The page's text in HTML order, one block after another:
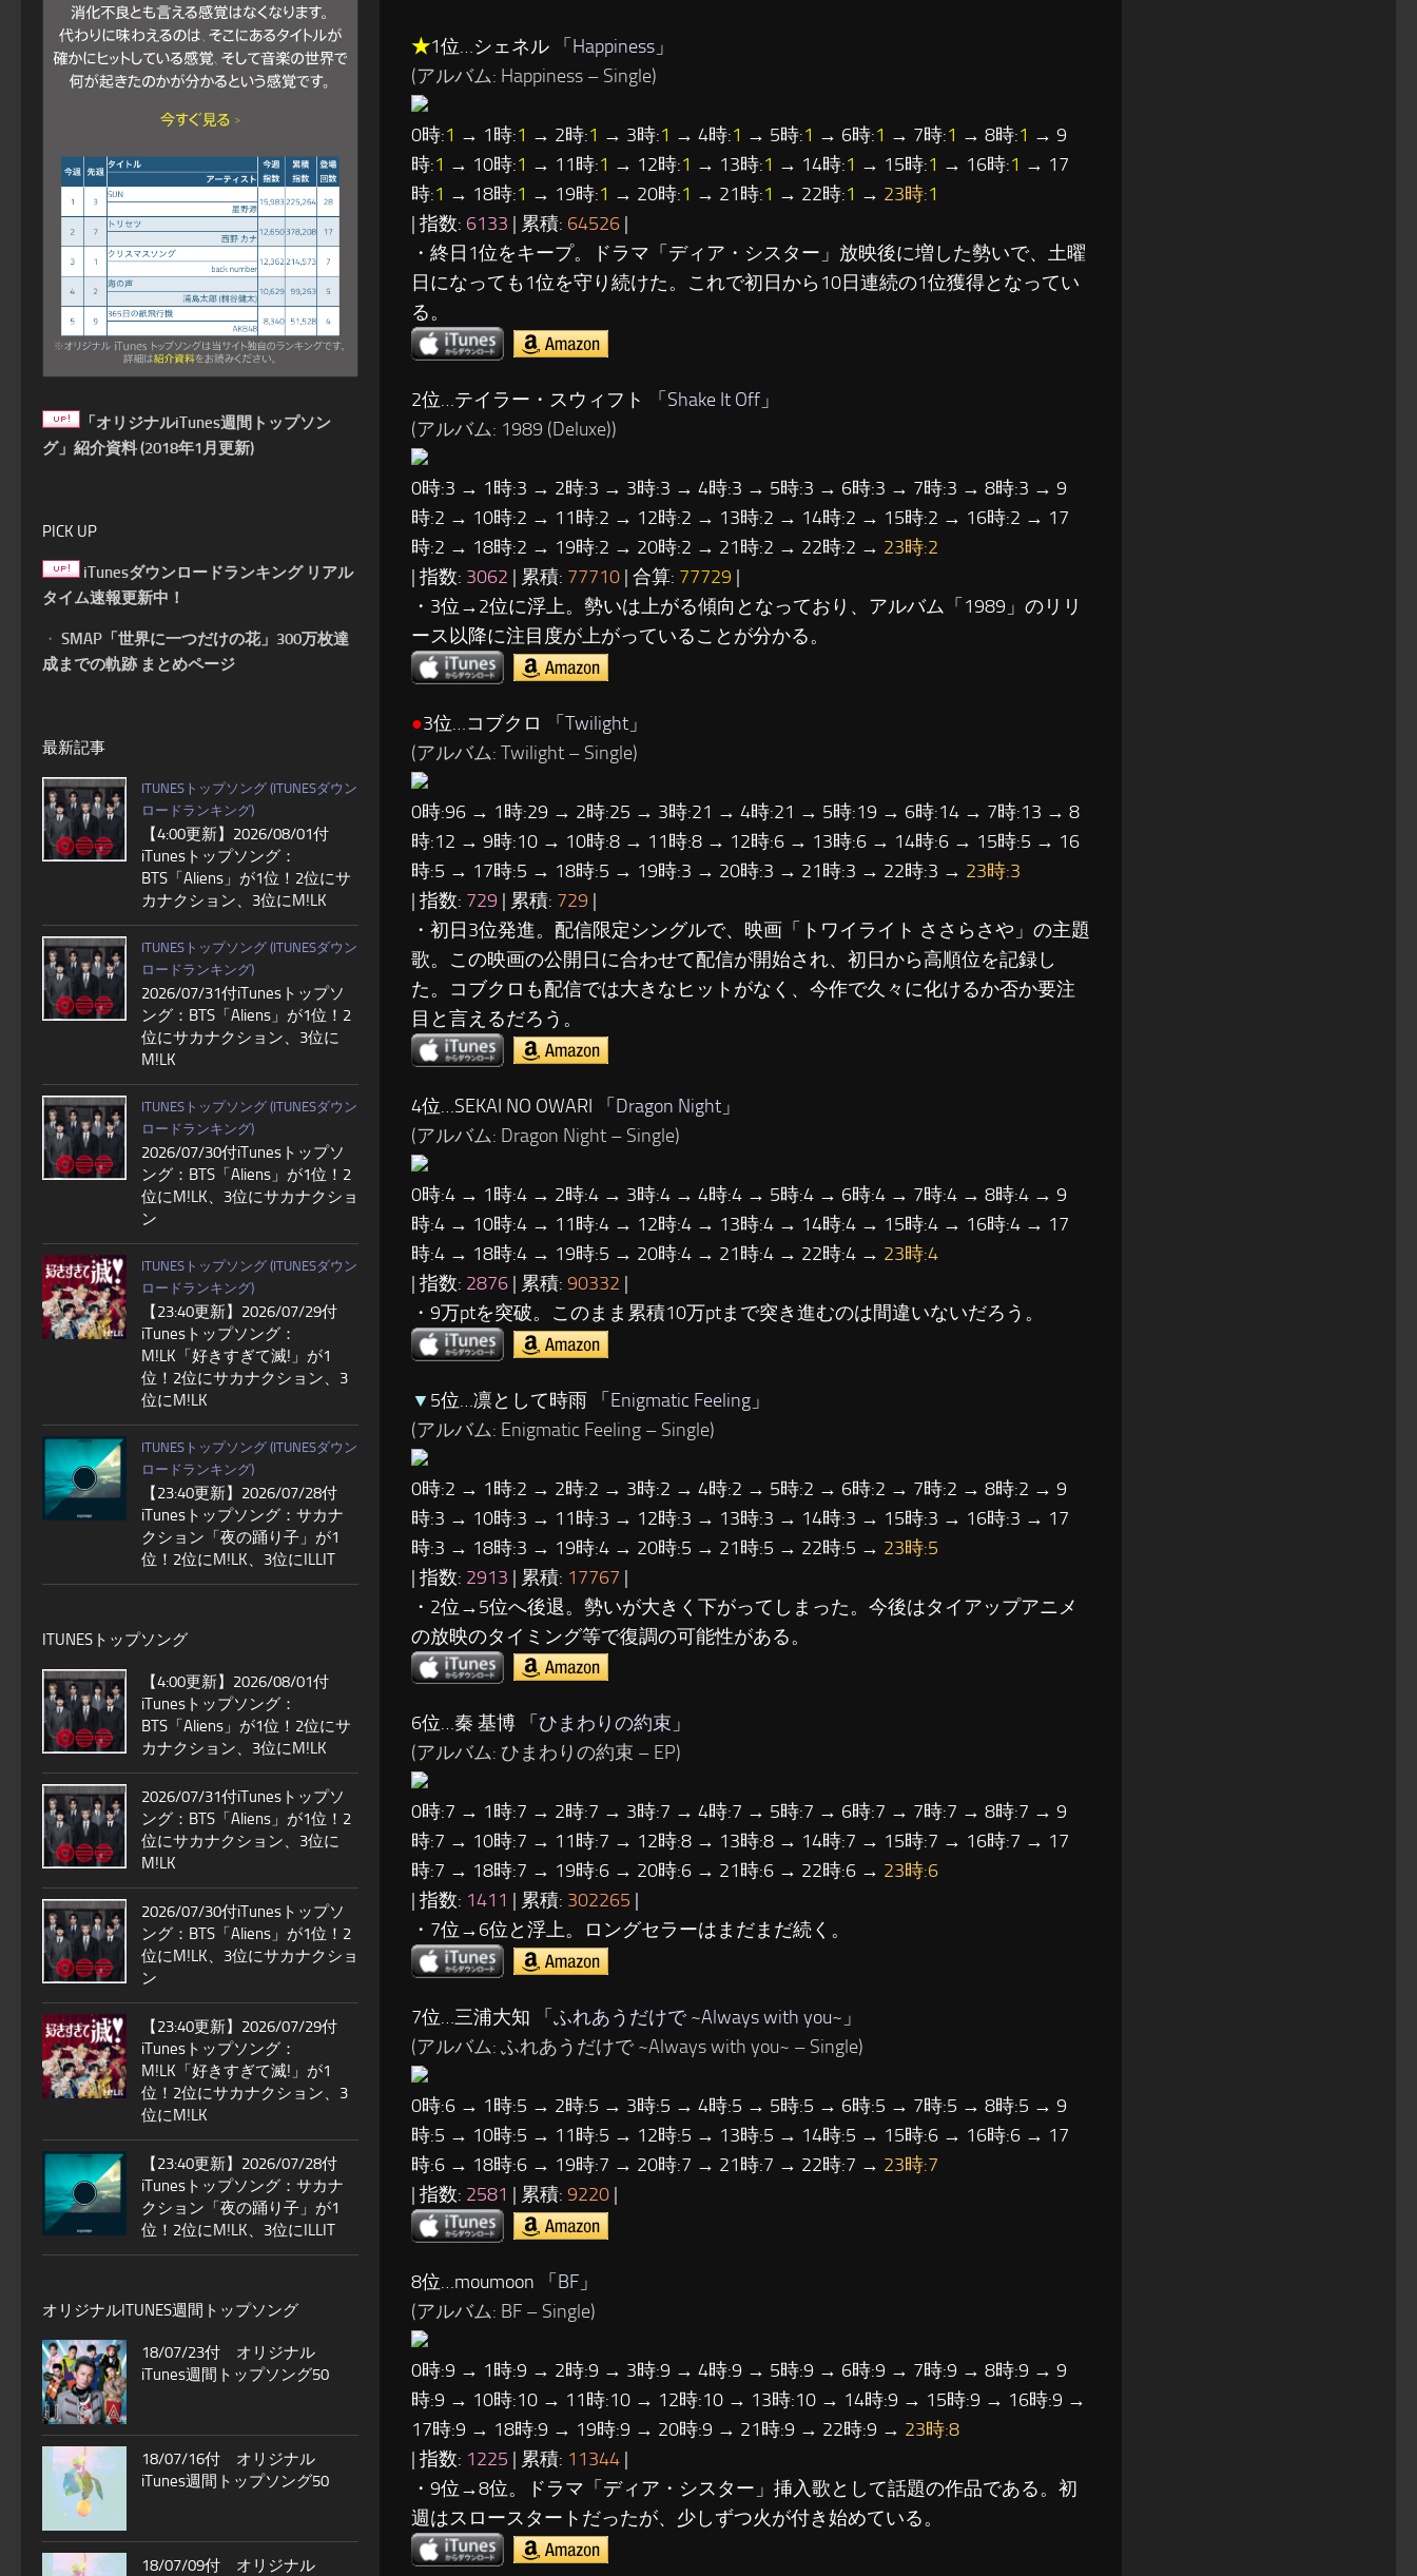
★1位…シェネル 「 Happiness 」
(アルバム: Happiness – Single)
0時:1 → 1時:1 → 2時:1 → 3時:1 → 4時:1 → 5時:1 → 6時:1 → 7時:1 → 8時:1 → 9
時:1 → 10時:1 → 11時:1 → 12時:1 → 13時:1 → 14時:1 → 15時:1 → 16時:1 → 17
時:1 → 18時:1 → 19時:1 → 20時:1 → 21時:1 → 22時:1 → 23時:1
| 指数: 6133 | 累積: 64526 |
・終日1位をキープ。ドラマ「ディア・シスター」放映後に増した勢いで、土曜
日になっても1位を守り続けた。これで初日から10日連続の1位獲得となってい
る。
2位…テイラー・スウィフト 「 Shake It Off 」
(アルバム: 1989 (Deluxe))
0時:3 → 1時:3 → 2時:3 → 3時:3 → 4時:3 → 5時:3 → 6時:3 → 7時:3 → 8時:3 → 9
時:2 → 10時:2 → 11時:2 → 12時:2 → 13時:2 → 14時:2 → 15時:2 → 16時:2 → 17
時:2 → 18時:2 → 19時:2 → 20時:2 → 21時:2 → 22時:2 → 23時:2
| 指数: 3062 | 累積: 77710 | 合算: 77729 |
・3位→2位に浮上。勢いは上がる傾向となっており、アルバム「1989」のリリ
ース以降に注目度が上がっていることが分かる。
●3位…コブクロ 「 Twilight 」
(アルバム: Twilight – Single)
0時:96 → 1時:29 → 2時:25 → 3時:21 → 4時:21 → 5時:19 → 6時:14 → 7時:13 → 8
時:12 → 9時:10 → 10時:8 → 11時:8 → 12時:6 → 13時:6 → 14時:6 → 15時:5 → 16
時:5 → 17時:5 → 18時:5 → 19時:3 → 20時:3 → 21時:3 → 22時:3 → 23時:3
| 指数: 729 | 累積: 729 |
・初日3位発進。配信限定シングルで、映画「トワイライト ささらさや」の主題
歌。この映画の公開日に合わせて配信が開始され、初日から高順位を記録し
た。コブクロも配信では大きなヒットがなく、今作で久々に化けるか否か要注
目と言えるだろう。
4位…SEKAI NO OWARI 「Dragon Night 」
(アルバム: Dragon Night – Single)
0時:4 → 1時:4 → 2時:4 → 3時:4 → 4時:4 → 5時:4 → 6時:4 → 7時:4 → 8時:4 → 9
時:4 → 10時:4 → 11時:4 → 12時:4 → 13時:4 → 14時:4 → 15時:4 → 16時:4 → 17
時:4 → 18時:4 → 19時:5 → 20時:4 → 21時:4 → 22時:4 → 23時:4
| 指数: 2876 | 累積: 90332 |
・9万ptを突破。このまま累積10万ptまで突き進むのは間違いないだろう。
▼ 5位…凛として時雨 「Enigmatic Feeling 」
(アルバム: Enigmatic Feeling – Single)
0時:2 → 1時:2 → 2時:2 → 3時:2 → 4時:2 → 5時:2 → 6時:2 → 7時:2 → 8時:2 → 9
時:3 → 10時:3 → 11時:3 → 12時:3 → 13時:3 → 14時:3 → 15時:3 → 16時:3 → 17
時:3 → 18時:3 → 19時:4 → 20時:5 → 21時:5 → 22時:5 → 23時:5
| 指数: 2913 | 累積: 17767 |
・2位→5位へ後退。勢いが大きく下がってしまった。今後はタイアップアニメ
の放映のタイミング等で復調の可能性がある。
6位…秦 基博 「 ひまわりの約束 」
(アルバム: ひまわりの約束 – EP)
0時:7 → 1時:7 → 2時:7 → 3時:7 → 4時:7 → 5時:7 → 6時:7 → 7時:7 → 8時:7 → 9
時:7 → 10時:7 → 11時:7 → 12時:8 → 13時:8 → 14時:7 → 15時:7 → 16時:7 → 17
時:7 → 18時:7 → 19時:6 → 20時:6 → 21時:6 → 22時:6 → 23時:6
| 指数: 1411 | 累積: 302265 |
・7位→6位と浮上。ロングセラーはまだまだ続く。
7位…三浦大知 「 ふれあうだけで ~Always with you~ 」
(アルバム: ふれあうだけで ~Always with you~ – Single)
0時:6 → 1時:5 → 2時:5 → 3時:5 → 4時:5 → 5時:5 → 6時:5 → 7時:5 → 8時:5 → 9
時:5 → 10時:5 → 11時:5 → 12時:5 → 13時:5 → 14時:5 → 15時:6 → 16時:6 → 17
時:6 → 18時:6 → 19時:7 → 20時:7 → 21時:7 → 22時:7 → 23時:7
| 指数: 2581 | 累積: 9220 |
8位…moumoon 「 BF 」
(アルバム: BF – Single)
0時:9 → 1時:9 → 2時:9 → 3時:9 → 4時:9 → 5時:9 → 6時:9 → 7時:9 → 8時:9 → 9
時:9 → 10時:10 → 11時:10 → 12時:10 → 13時:10 → 14時:9 → 15時:9 → 16時:9 →
17時:9 → 18時:9 → 19時:9 → 20時:9 → 21時:9 → 22時:9 → 23時:8
| 指数: 1225 | 累積: 11344 |
・9位→8位。ドラマ「ディア・シスター」挿入歌として話題の作品である。初
週はスロースタートだったが、少しずつ火が付き始めている。
「オリジナルiTunes週間トップソン
グ」紹介資料 (2018年1月更新)
PICK UP
iTunesダウンロードランキング リアル
タイム速報更新中！
・ SMAP「世界に一つだけの花」300万枚達
成までの軌跡 まとめページ
最新記事
ITUNESトップソング (ITUNESダウン
ロードランキング)
【4:00更新】2026/08/01付
iTunesトップソング：
BTS「Aliens」が1位！2位にサ
カナクション、3位にM!LK
ITUNESトップソング (ITUNESダウン
ロードランキング)
2026/07/31付iTunesトップソ
ング：BTS「Aliens」が1位！2
位にサカナクション、3位に
M!LK
ITUNESトップソング (ITUNESダウン
ロードランキング)
2026/07/30付iTunesトップソ
ング：BTS「Aliens」が1位！2
位にM!LK、3位にサカナクショ
ン
ITUNESトップソング (ITUNESダウン
ロードランキング)
【23:40更新】2026/07/29付
iTunesトップソング：
M!LK「好きすぎて滅!」が1
位！2位にサカナクション、3
位にM!LK
ITUNESトップソング (ITUNESダウン
ロードランキング)
【23:40更新】2026/07/28付
iTunesトップソング：サカナ
クション「夜の踊り子」が1
位！2位にM!LK、3位にILLIT
ITUNESトップソング
【4:00更新】2026/08/01付
iTunesトップソング：
BTS「Aliens」が1位！2位にサ
カナクション、3位にM!LK
2026/07/31付iTunesトップソ
ング：BTS「Aliens」が1位！2
位にサカナクション、3位に
M!LK
2026/07/30付iTunesトップソ
ング：BTS「Aliens」が1位！2
位にM!LK、3位にサカナクショ
ン
【23:40更新】2026/07/29付
iTunesトップソング：
M!LK「好きすぎて滅!」が1
位！2位にサカナクション、3
位にM!LK
【23:40更新】2026/07/28付
iTunesトップソング：サカナ
クション「夜の踊り子」が1
位！2位にM!LK、3位にILLIT
オリジナルITUNES週間トップソング
18/07/23付 オリジナル
iTunes週間トップソング50
18/07/16付 オリジナル
iTunes週間トップソング50
18/07/09付 オリジナル